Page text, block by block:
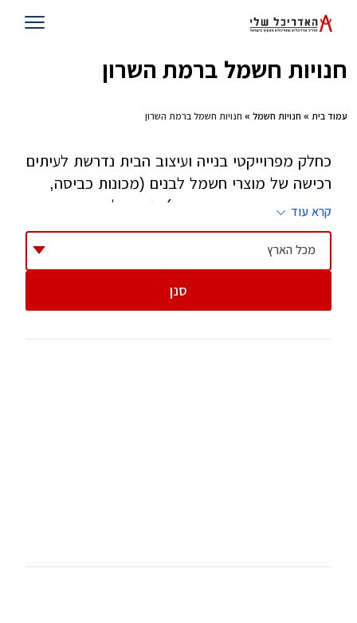
חנויות חשמל ברמת השרון
עמוד בית » חנויות חשמל » חנויות חשמל ברמת השרון
כחלק מפרוייקטי בנייה ועיצוב הבית נדרשת לעיתים
רכישה של מוצרי חשמל לבנים (מכונות כביסה,
מקררים, מדיחים, מייבשים), נדרש לרהט את
המטבח (תנור stand alone או בילד אין, כיריים,
מיקסרים, טוסטרים, מיקרוגל ועוד ועוד). בקצה
העליון נמצאים מערכות קולנוע ביתי וטלויזיות
והרשימה ממשיכה עם מוצרים נוספים. בתהליך
את כלל המוצרים בצורה אמינה ותדע לתת לכם גם
קרא עוד
מכל הארץ
סנן